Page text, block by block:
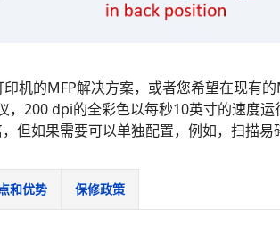
机的MFP解决方案，或者您希望在现有
，200 dpi的全彩色以每秒10英寸的速度
但如果需要可以单独配置，例如，扫描易
和优势 保修政策